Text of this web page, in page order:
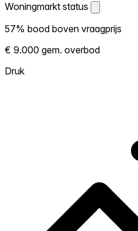
Woningmarkt status
Woningmarkt status
Laat zien hoe competitief de
Hoe meer woningen boven
verkopen, hoe heter. Heet?
57% bood boven vraagprijs
€ 9.000 gem. overbod
Druk